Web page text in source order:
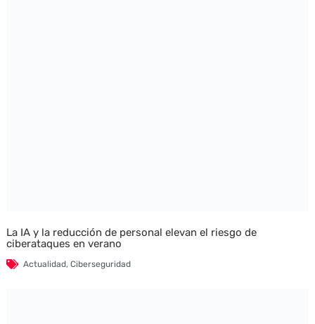
La IA y la reducción de personal elevan el riesgo de
ciberataques en verano
Actualidad, Ciberseguridad